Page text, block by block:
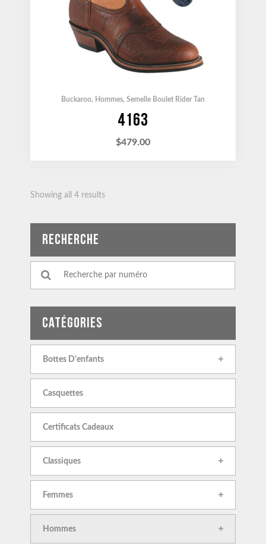
RECHERCHE
CATÉGORIES
Bottes D'enfants
Casquettes
Certificats Cadeaux
Classiques
Femmes
Hommes
Buckaroo, Hommes, Semelle Boulet Rider Tan
4163
$479.00
Showing all 4 results